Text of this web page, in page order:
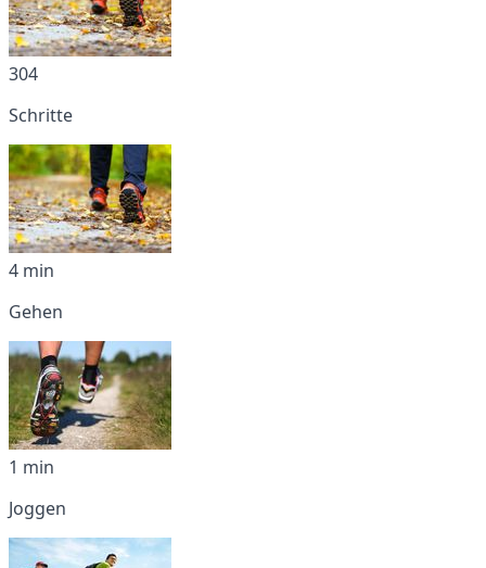
304
Schritte
4 min
Gehen
1 min
Joggen